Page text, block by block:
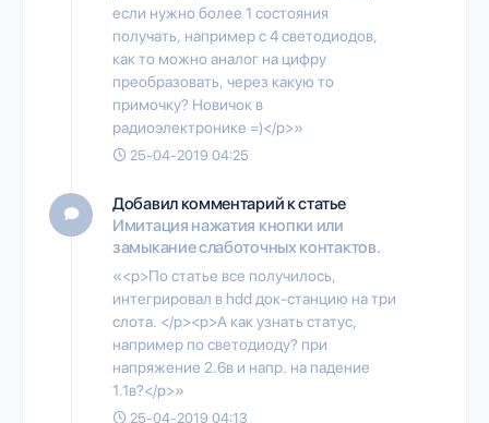
если нужно более 1 состояния
получать, например с 4 светодиодов,
как то можно аналог на цифру
преобразовать, через какую то
примочку? Новичок в
радиоэлектронике =)</p>»
25-04-2019 04:25
Добавил комментарий к статье
Имитация нажатия кнопки или
замыкание слаботочных контактов.
«<p>По статье все получилось,
интегрировал в hdd док-станцию на три
слота. </p><p>А как узнать статус,
например по светодиоду? при
напряжение 2.6в и напр. на падение
1.1в?</p>»
25-04-2019 04:13